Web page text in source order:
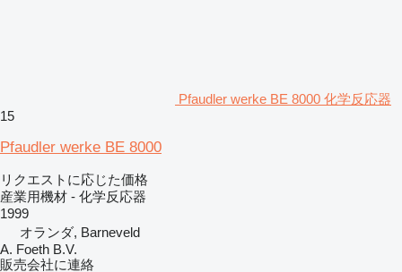
Pfaudler werke BE 8000 化学反応器
15
Pfaudler werke BE 8000
リクエストに応じた価格
産業用機材 - 化学反応器
1999
オランダ, Barneveld
A. Foeth B.V.
販売会社に連絡